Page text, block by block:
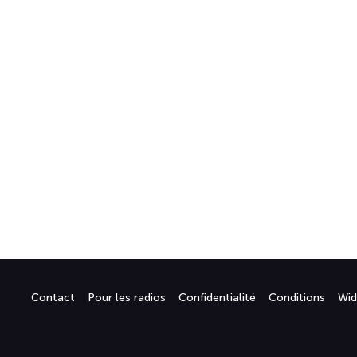
Contact Pour les radios Confidentialité Conditions